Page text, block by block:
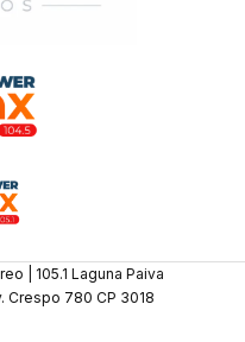
| 105.1 Laguna Paiva
Crespo 780 CP 3018